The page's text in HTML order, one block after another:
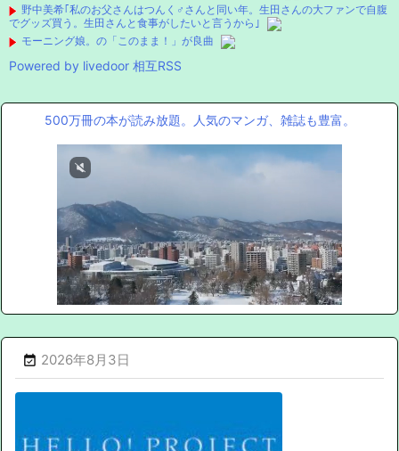
野中美希｢私のお父さんはつんく♂さんと同い年。生田さんの大ファンで自腹
でグッズ買う。生田さんと食事がしたいと言うから｣
モーニング娘。の「このまま！」が良曲
Powered by livedoor 相互RSS
500万冊の本が読み放題。人気のマンガ、雑誌も豊富。
 2026年8月3日